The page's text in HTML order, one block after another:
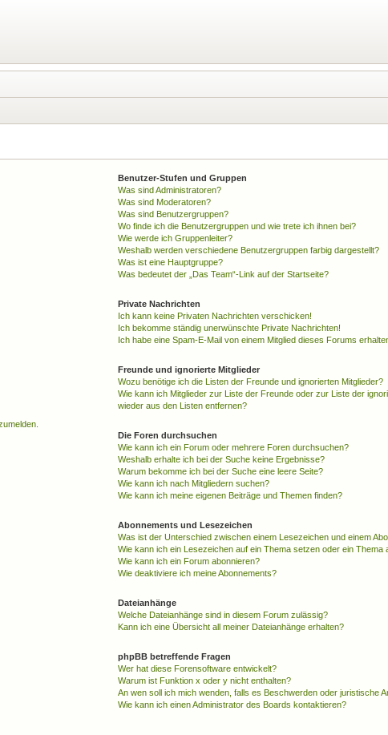
Benutzer-Stufen und Gruppen
Was sind Administratoren?
Was sind Moderatoren?
Was sind Benutzergruppen?
Wo finde ich die Benutzergruppen und wie trete ich ihnen bei?
Wie werde ich Gruppenleiter?
Weshalb werden verschiedene Benutzergruppen farbig dargestellt?
Was ist eine Hauptgruppe?
Was bedeutet der „Das Team“-Link auf der Startseite?
Private Nachrichten
Ich kann keine Privaten Nachrichten verschicken!
Ich bekomme ständig unerwünschte Private Nachrichten!
Ich habe eine Spam-E-Mail von einem Mitglied dieses Forums
Freunde und ignorierte Mitglieder
Wozu benötige ich die Listen der Freunde und ignorierten Mitglieder?
Wie kann ich Mitglieder zur Liste der Freunde oder zur Liste der
wieder aus den Listen entfernen?
Die Foren durchsuchen
Wie kann ich ein Forum oder mehrere Foren durchsuchen?
Weshalb erhalte ich bei der Suche keine Ergebnisse?
Warum bekomme ich bei der Suche eine leere Seite?
Wie kann ich nach Mitgliedern suchen?
Wie kann ich meine eigenen Beiträge und Themen finden?
Abonnements und Lesezeichen
Was ist der Unterschied zwischen einem Lesezeichen und einem
Wie kann ich ein Lesezeichen auf ein Thema setzen oder ein Thema
Wie kann ich ein Forum abonnieren?
Wie deaktiviere ich meine Abonnements?
Dateianhänge
Welche Dateianhänge sind in diesem Forum zulässig?
Kann ich eine Übersicht all meiner Dateianhänge erhalten?
phpBB betreffende Fragen
Wer hat diese Forensoftware entwickelt?
Warum ist Funktion x oder y nicht enthalten?
An wen soll ich mich wenden, falls es Beschwerden oder juristische
Wie kann ich einen Administrator des Boards kontaktieren?